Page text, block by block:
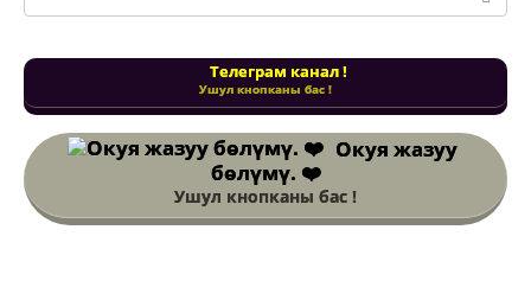
Телеграм канал !
Ушул кнопканы бас !
Окуя жазуу
бөлүмү. ❤️
Ушул кнопканы бас !